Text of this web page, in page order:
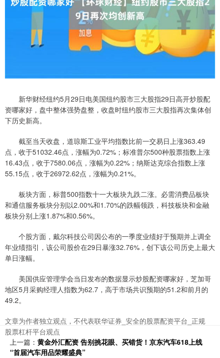
新华财经纽约5月29日电美国纽约股市三大股指29日高开炒股配
资哪家好，盘中整体强势盘整，收盘时纽约股市三大股指再次集体创
下历史新高。
截至当天收盘，道琼斯工业平均指数比前一交易日上涨363.49
点，收于51032.46点，涨幅为0.72%；标准普尔500种股票指数上涨
16.43点，收于7580.06点，涨幅为0.22%；纳斯达克综合指数上涨
55.15点，收于26972.62点，涨幅为0.21%。
板块方面，标普500指数十一大板块九跌二涨。必需消费品板块
和通信服务板块分别以2.00%和1.70%的跌幅领跌，科技板块和金融
板块分别上涨1.87%和0.56%。
个股方面，戴尔科技公司因公布的一季度业绩好于预期并上调全
年业绩指引，该公司股价在29日暴涨32.76%，创下该公司历史上最大
单日涨幅。
美国供应管理学会当日发布的数据显示炒股配资哪家好，芝加哥
地区5月采购经理人指数为62.7，高于市场共识预期的51.2和前月的
49.2。
文章为作者独立观点，不代表联华证券_安全的股票配资平台_正规
股票杠杆平台观点
上一篇： 黄金外汇配资 告别挑花眼、买错货！京东汽车618上线
“首届汽车用品荣耀盛典”